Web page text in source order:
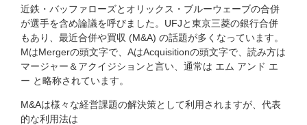
近鉄・バッファローズとオリックス・ブルーウェーブの合併
が選手を含め論議を呼びました。UFJと東京三菱の銀行合併
もあり、最近合併や買収 (M&A) の話題が多くなっています。
MはMergerの頭文字で、AはAcquisitionの頭文字で、読み方は
マージャー＆アクイジションと言い、通常は エム アンド エ
ー と略称されています。
M&Aは様々な経営課題の解決策として利用されますが、代表
的な利用法は